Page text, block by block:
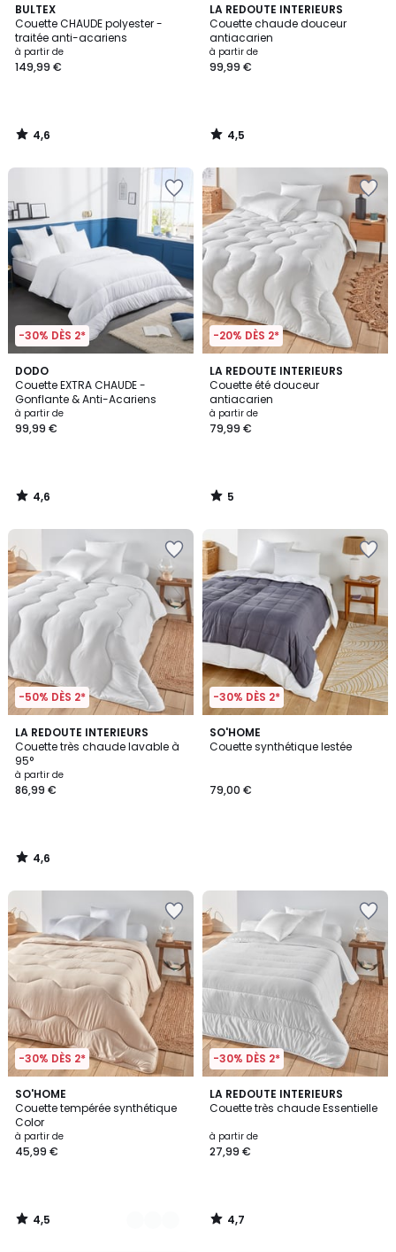
BULTEX
Couette CHAUDE polyester -
traitée anti-acariens
à partir de
149,99 €
4,6
/ 5
4,6
/
LA REDOUTE INTERIEURS
Couette chaude douceur
antiacarien
à partir de
99,99 €
4,5
/ 5
4,5
/
-30% DÈS 2*
DODO
Couette EXTRA CHAUDE -
Gonflante & Anti-Acariens
à partir de
99,99 €
4,6
/ 5
4,6
/
-20% DÈS 2*
LA REDOUTE INTERIEURS
Couette été douceur
antiacarien
à partir de
79,99 €
5
/
5
5
/
-50% DÈS 2*
LA REDOUTE INTERIEURS
Couette très chaude lavable à
95°
à partir de
86,99 €
4,6
/ 5
4,6
/
-30% DÈS 2*
SO'HOME
Couette synthétique lestée
79,00 €
-30% DÈS 2*
SO'HOME
Couette tempérée synthétique
Color
à partir de
45,99 €
4,5
/ 5
3
Couleurs
4,5
/
-30% DÈS 2*
LA REDOUTE INTERIEURS
Couette très chaude Essentielle
à partir de
27,99 €
4,7
/ 5
4,7
/